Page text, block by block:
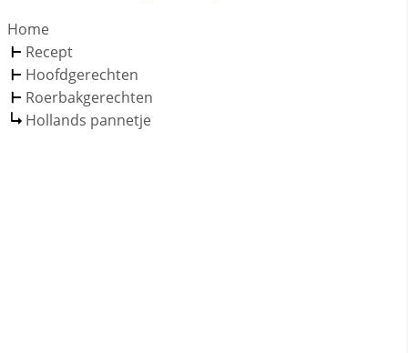
Home
Recept
Hoofdgerechten
Roerbakgerechten
Hollands pannetje